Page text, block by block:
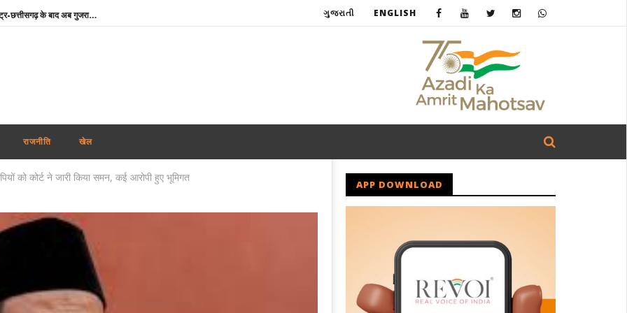
नकली पनीर व बटर पर एक्शन : महाराष्ट्र-छत्तीसगढ़ के बाद अब गुजरात में भी ‘एनालॉग पनीर’ प्रतिबंधित
नितिन गडकरी को बॉम्बे हाई कोर्ट से राहत : E20 पेट्रोल मुद्दे पर सभी फेक पोस्ट हटाने का आदेश
मेटा के CEO मार्क जुकरबर्ग ने सीएसएएम, डीपफेक कंटेंट व ऑपरेटिंग सिस्टम में गलतियों पर भारत सरकार से मांगी माफी
उतार-चढ़ाव के बीच शेयर बाजार में मामूली बढ़त, सेंसेक्स फिर 79,000 के ऊपर नहीं टिक सका
नकली पनीर व बटर पर एक्शन : महाराष्ट्र-छत्तीसगढ़ के बाद अब गुजरात में भी ‘एनालॉग पनीर’ प्रतिबंधित
ગુજરાતી ENGLISH
राजनीति खेल
को कोर्ट ने जारी किया समन, कई आरोपी हुए भूमिगत
APP DOWNLOAD